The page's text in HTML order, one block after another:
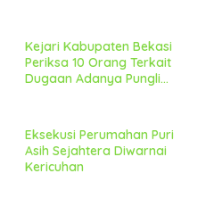
Kejari Kabupaten Bekasi
Periksa 10 Orang Terkait
Dugaan Adanya Pungli
Eksekusi Perumahan Puri
Asih Sejahtera Diwarnai
Kericuhan